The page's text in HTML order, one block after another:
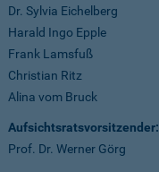
Dr. Sylvia Eichelberg
Harald Ingo Epple
Frank Lamsfuß
Christian Ritz
Alina vom Bruck
Aufsichtsratsvorsitzender:
Prof. Dr. Werner Görg